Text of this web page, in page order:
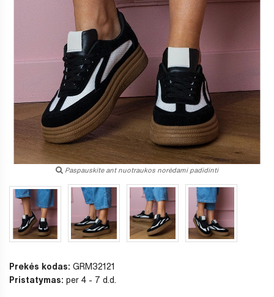
Paspauskite ant nuotraukos norėdami padidinti
Prekės kodas: GRM32121
Pristatymas: per 4 - 7 d.d.